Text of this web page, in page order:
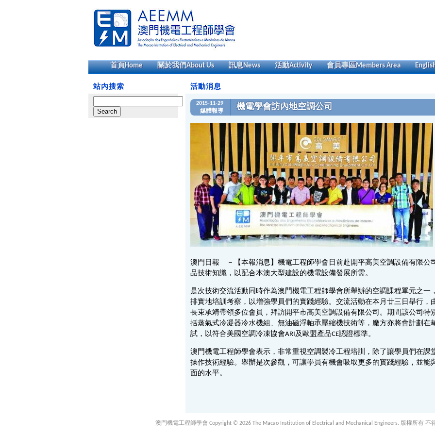
首頁Home 關於我們About Us 訊息News 活動Activity 會員專區Members Area
站內搜索
for:
活動消息
2015-11-29
媒體報導
機電學會訪內地空調公司
澳門日報 －【本報消息】機電工程師學會日前赴開平高美空調設備有限公
品技術知識，以配合本澳大型建設的機電設備發展所需。
是次技術交流活動同時作為澳門機電工程師學會所舉辦的空調課程單元之一
排實地培訓考察，以增強學員們的實踐經驗。交流活動在本月廿三日舉行，
長束承靖帶領多位會員，拜訪開平市高美空調設備有限公司。期間該公司特
括蒸氣式冷凝器冷水機組、無油磁浮軸承壓縮機技術等，廠方亦將會計劃在
試，以符合美國空調冷凍協會ARI及歐盟產品CE認證標準。
澳門機電工程師學會表示，非常重視空調製冷工程培訓，除了讓學員們在課
操作技術經驗。舉辦是次參觀，可讓學員有機會吸取更多的實踐經驗，並能
面的水平。
澳門機電工程師學會 Copyright © 2026 The Macao Institution of Electrical and Mechanical Engineers. 版權所有 不